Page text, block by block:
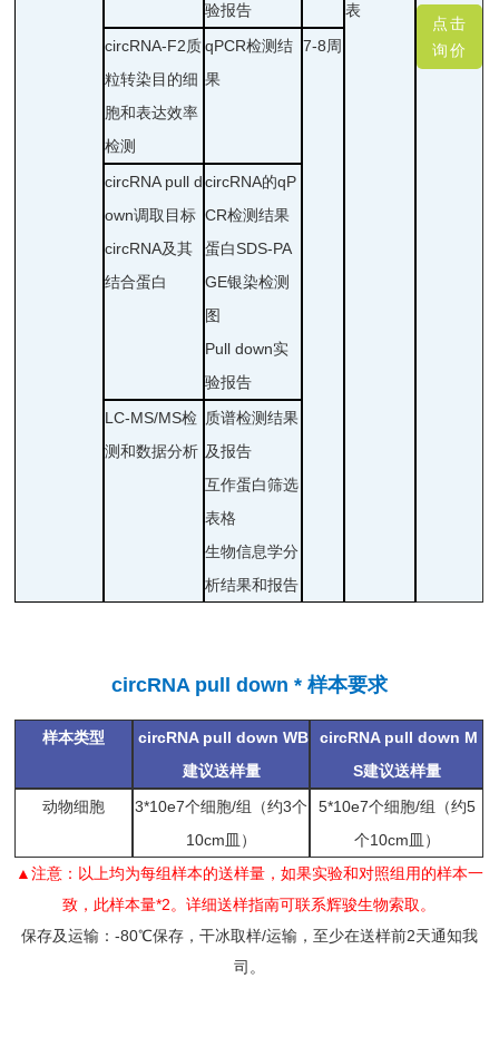
验报告
表
点击
询价
circRNA-F2质
粒转染目的细
胞和表达效率
检测
qPCR检测结
果
7-8周
circRNA pull d
own调取目标
circRNA及其
结合蛋白
circRNA的qP
CR检测结果
蛋白SDS-PA
GE银染检测
图
Pull down实
验报告
LC-MS/MS检
测和数据分析
质谱检测结果
及报告
互作蛋白筛选
表格
生物信息学分
析结果和报告
circRNA pull down * 样本要求
样本类型
circRNA pull down WB
建议送样量
circRNA pull down M
S建议送样量
动物细胞
3*10e7个细胞/组（约3个
10cm皿）
5*10e7个细胞/组（约5
个10cm皿）
▲注意：以上均为每组样本的送样量，如果实验和对照组用的样本一
致，此样本量*2。详细送样指南可联系辉骏生物索取。
保存及运输：-80℃保存，干冰取样/运输，至少在送样前2天通知我
司。